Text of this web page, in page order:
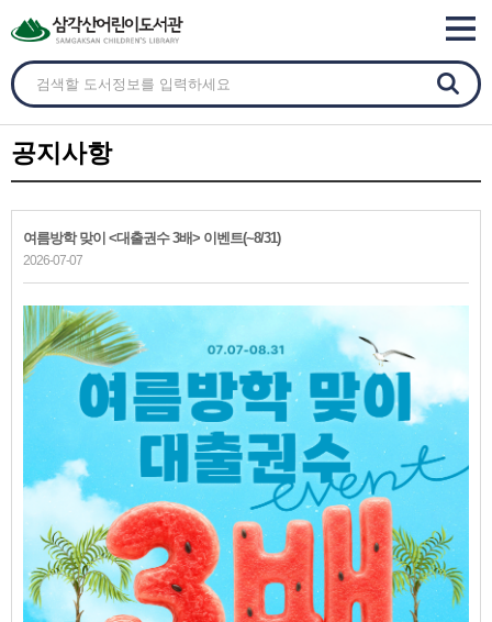
공지사항
여름방학 맞이 <대출권수 3배> 이벤트(~8/31)
2026-07-07